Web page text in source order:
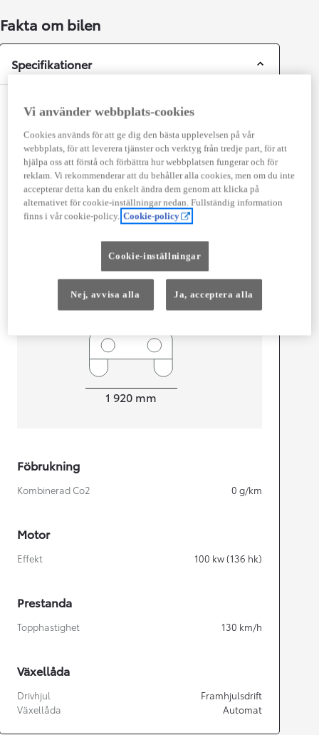
Fakta om bilen
Specifikationer
Mått och storlek
Antal dörrar
Antal säten
3
Length
5 330 mm
1 920 mm
Föbrukning
Kombinerad Co2 0 g/km
Motor
Effekt 100 kw (136 hk)
Prestanda
Topphastighet 130 km/h
Växellåda
Drivhjul
Framhjulsdrift
Växellåda
Automat
Vi använder webbplats-cookies
Cookies används för att ge dig den bästa upplevelsen på vår
webbplats, för att leverera tjänster och verktyg från tredje part, för att
hjälpa oss att förstå och förbättra hur webbplatsen fungerar och för
reklam. Vi rekommenderar att du behåller alla cookies, men om du inte
accepterar detta kan du enkelt ändra dem genom att klicka på
alternativet för cookie-inställningar nedan. Fullständig information
finns i vår cookie-policy. Cookie-policy
Cookie-inställningar
Nej, avvisa alla Ja, acceptera alla